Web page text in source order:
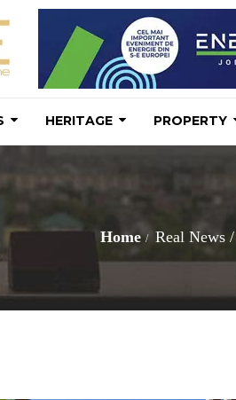
HERITAGE PROPERTY
Home Real News /